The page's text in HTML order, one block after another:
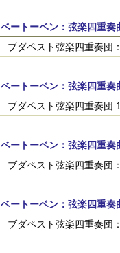
ベートーベン：弦楽四重
ブダペスト弦楽四重奏団
ベートーベン：弦楽四重
ブダペスト弦楽四重奏団
ベートーベン：弦楽四重
ブダペスト弦楽四重奏団
ベートーベン：弦楽四重
ブダペスト弦楽四重奏団